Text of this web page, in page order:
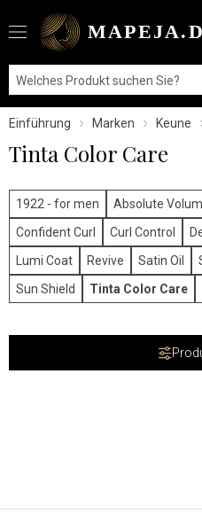
Einführung Marken Keune
Tinta Color Care
1922 - for men Absolute
Confident Curl
Curl Control
Lumi Coat
Revive Satin Oil
Sun Shield
Tinta Color Care